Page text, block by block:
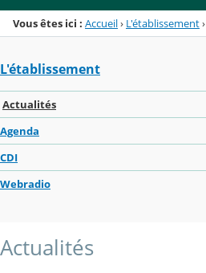
Vous êtes ici : Accueil› L'établissement›
L'établissement
Actualités
Agenda
CDI
Webradio
Actualités